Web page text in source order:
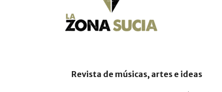
Revista de músicas, artes e ideas